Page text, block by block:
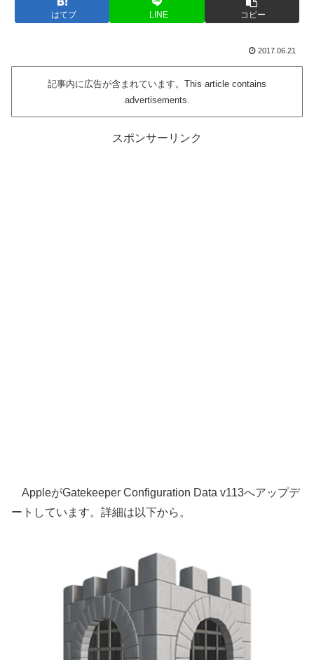
はてブ LINE コピー
2017.06.21
記事内に広告が含まれています。This article contains
advertisements.
スポンサーリンク
AppleがGatekeeper Configuration Data v113へアップデ
ートしています。詳細は以下から。